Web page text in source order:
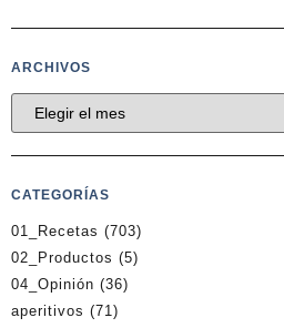
ARCHIVOS
CATEGORÍAS
01_Recetas (703)
02_Productos (5)
04_Opinión (36)
aperitivos (71)